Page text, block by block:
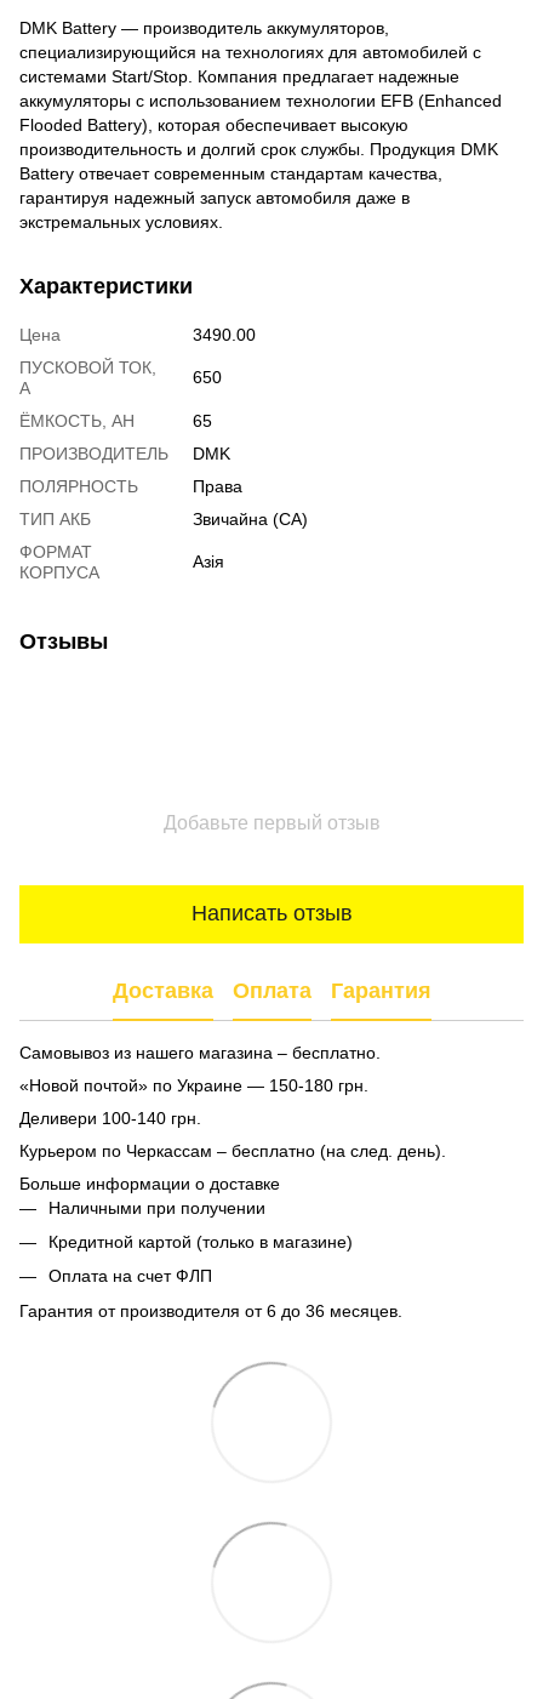
DMK Battery — производитель аккумуляторов,
специализирующийся на технологиях для автомобилей с
системами Start/Stop. Компания предлагает надежные
аккумуляторы с использованием технологии EFB (Enhanced
Flooded Battery), которая обеспечивает высокую
производительность и долгий срок службы. Продукция DMK
Battery отвечает современным стандартам качества,
гарантируя надежный запуск автомобиля даже в
экстремальных условиях.
Характеристики
Цена
3490.00
ПУСКОВОЙ ТОК,
А
650
ЁМКОСТЬ, АH
65
ПРОИЗВОДИТЕЛЬ
DMK
ПОЛЯРНОСТЬ
Права
ТИП АКБ
Звичайна (CA)
ФОРМАТ
КОРПУСА
Азія
Отзывы
Добавьте первый отзыв
Написать отзыв
Доставка Оплата Гарантия
Самовывоз из нашего магазина – бесплатно.
«Новой почтой» по Украине — 150-180 грн.
Деливери 100-140 грн.
Курьером по Черкассам – бесплатно (на след. день).
Больше информации о доставке
Наличными при получении
Кредитной картой (только в магазине)
Оплата на счет ФЛП
Гарантия от производителя от 6 до 36 месяцев.